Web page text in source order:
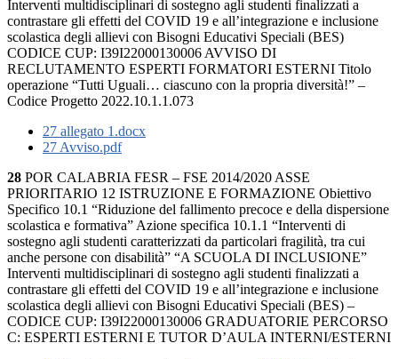
Interventi multidisciplinari di sostegno agli studenti finalizzati a
contrastare gli effetti del COVID 19 e all’integrazione e inclusione
scolastica degli allievi con Bisogni Educativi Speciali (BES)
CODICE CUP: I39I22000130006 AVVISO DI
RECLUTAMENTO ESPERTI FORMATORI ESTERNI Titolo
operazione “Tutti Uguali… ciascuno con la propria diversità!” –
Codice Progetto 2022.10.1.1.073
27 allegato 1.docx
27 Avviso.pdf
28 POR CALABRIA FESR – FSE 2014/2020 ASSE
PRIORITARIO 12 ISTRUZIONE E FORMAZIONE Obiettivo
Specifico 10.1 “Riduzione del fallimento precoce e della dispersione
scolastica e formativa” Azione specifica 10.1.1 “Interventi di
sostegno agli studenti caratterizzati da particolari fragilità, tra cui
anche persone con disabilità” “A SCUOLA DI INCLUSIONE”
Interventi multidisciplinari di sostegno agli studenti finalizzati a
contrastare gli effetti del COVID 19 e all’integrazione e inclusione
scolastica degli allievi con Bisogni Educativi Speciali (BES) –
CODICE CUP: I39I22000130006 GRADUATORIE PERCORSO
C: ESPERTI ESTERNI E TUTOR D’AULA INTERNI/ESTERNI